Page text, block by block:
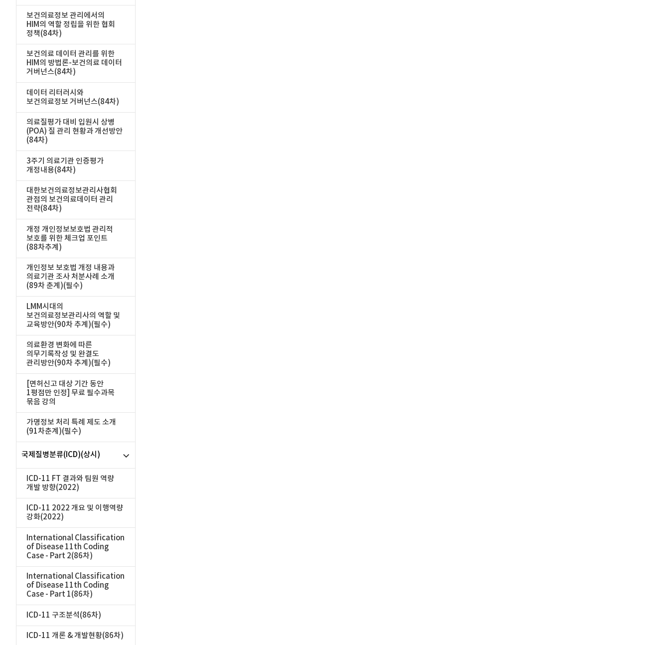
보건의료정보 관리에서의
HIM의 역할 정립을 위한 협회
정책(84차)
보건의료 데이터 관리를 위한
HIM의 방법론-보건의료 데이터
거버넌스(84차)
데이터 리터러시와
보건의료정보 거버넌스(84차)
의료질평가 대비 입원시 상병
(POA) 질 관리 현황과 개선방안
(84차)
3주기 의료기관 인증평가
개정내용(84차)
대한보건의료정보관리사협회
관점의 보건의료데이터 관리
전략(84차)
개정 개인정보보호법 관리적
보호를 위한 체크업 포인트
(88차추계)
개인정보 보호법 개정 내용과
의료기관 조사 처분사례 소개
(89차 춘계)(필수)
LMM시대의
보건의료정보관리사의 역할 및
교육방안(90차 추계)(필수)
의료환경 변화에 따른
의무기록작성 및 완결도
관리방안(90차 추계)(필수)
[면허신고 대상 기간 동안
1평점만 인정] 무료 필수과목
묶음 강의
가명정보 처리 특례 제도 소개
(91차춘계)(필수)
국제질병분류(ICD)(상시)
ICD-11 FT 결과와 팀원 역량
개발 방향(2022)
ICD-11 2022 개요 및 이행역량
강화(2022)
International Classification
of Disease 11th Coding
Case - Part 2(86차)
International Classification
of Disease 11th Coding
Case - Part 1(86차)
ICD-11 구조분석(86차)
ICD-11 개론 & 개발현황(86차)